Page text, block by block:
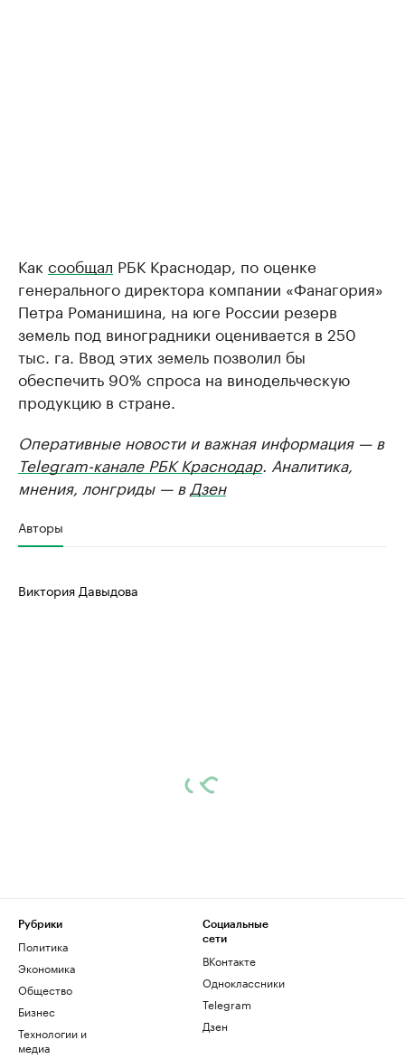
Как сообщал РБК Краснодар, по оценке
генерального директора компании «Фанагория»
Петра Романишина, на юге России резерв
земель под виноградники оценивается в 250
тыс. га. Ввод этих земель позволил бы
обеспечить 90% спроса на винодельческую
продукцию в стране.
Оперативные новости и важная информация — в
Telegram-канале РБК Краснодар. Аналитика,
мнения, лонгриды — в Дзен
Авторы
Виктория Давыдова
Рубрики
Политика
Экономика
Общество
Бизнес
Технологии и
медиа
Социальные
сети
ВКонтакте
Одноклассники
Telegram
Дзен